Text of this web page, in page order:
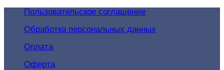
Пользовательское соглашение
Обработка персональных данных
Оплата
Оферта